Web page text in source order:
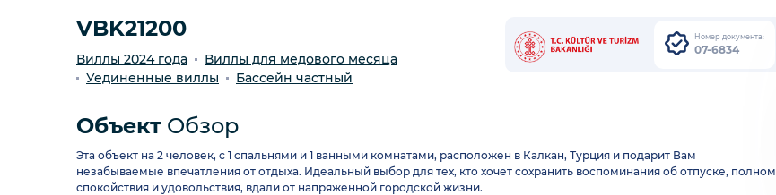
VBK21200
Виллы 2024 года
Виллы для медового месяца
Уединенные виллы
Бассейн частный
Номер документа:
07-6834
Объект Обзор
Эта объект на 2 человек, с 1 спальнями и 1 ванными комнатами, расположен в Калкан, Турция и подарит Вам
незабываемые впечатления от отдыха. Идеальный выбор для тех, кто хочет сохранить воспоминания об отпуске, полном
спокойствия и удовольствия, вдали от напряженной городской жизни.